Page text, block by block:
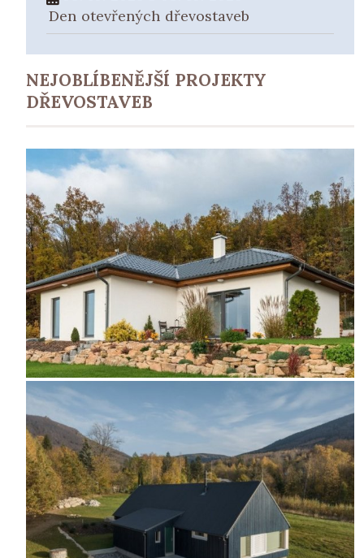
Den otevřených dřevostaveb
NEJOBLÍBENĚJŠÍ PROJEKTY
DŘEVOSTAVEB